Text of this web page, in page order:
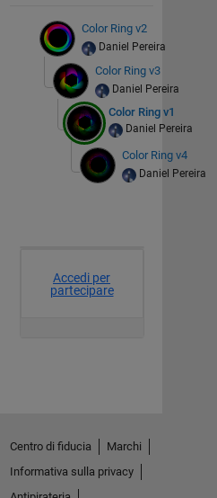
Color Ring v2
Daniel Pereira
Color Ring v3
Daniel Pereira
Color Ring v1
Daniel Pereira
Color Ring v4
Daniel Pereira
Centro di fiducia
Marchi
Informativa sulla privacy